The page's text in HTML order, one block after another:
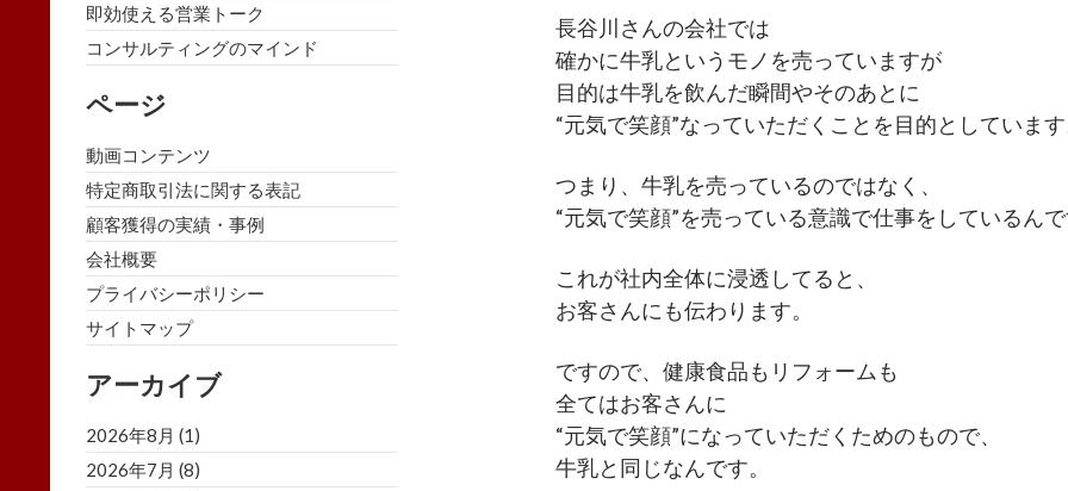
長谷川さんの会社では
確かに牛乳というモノを売っていますが
目的は牛乳を飲んだ瞬間やそのあとに
“元気で笑顔”なっていただくことを目的としていま
つまり、牛乳を売っているのではなく、
“元気で笑顔”を売っている意識で仕事をしているん
これが社内全体に浸透してると、
お客さんにも伝わります。
ですので、健康食品もリフォームも
全てはお客さんに
“元気で笑顔”になっていただくためのもので、
牛乳と同じなんです。
即効使える営業トーク
コンサルティングのマインド
ページ
動画コンテンツ
特定商取引法に関する表記
顧客獲得の実績・事例
会社概要
プライバシーポリシー
サイトマップ
アーカイブ
2026年8月 (1)
2026年7月 (8)